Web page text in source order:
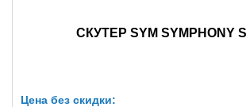
СКУТЕР SYM SYMPHONY
Цена без скидки: